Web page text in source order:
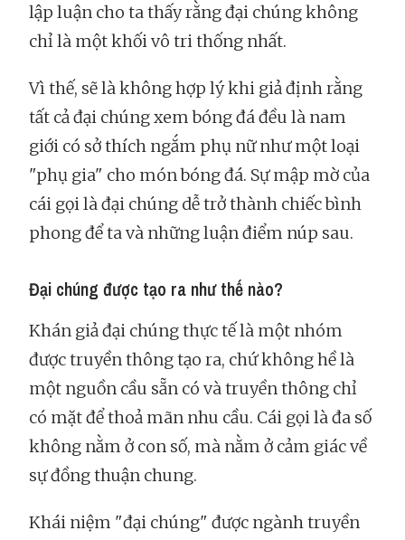
lập luận cho ta thấy rằng đại chúng không
chỉ là một khối vô tri thống nhất.
Vì thế, sẽ là không hợp lý khi giả định rằng
tất cả đại chúng xem bóng đá đều là nam
giới có sở thích ngắm phụ nữ như một loại
"phụ gia" cho món bóng đá. Sự mập mờ của
cái gọi là đại chúng dễ trở thành chiếc bình
phong để ta và những luận điểm núp sau.
Đại chúng được tạo ra như thế nào?
Khán giả đại chúng thực tế là một nhóm
được truyền thông tạo ra, chứ không hề là
một nguồn cầu sẵn có và truyền thông chỉ
có mặt để thoả mãn nhu cầu. Cái gọi là đa số
không nằm ở con số, mà nằm ở cảm giác về
sự đồng thuận chung.
Khái niệm "đại chúng" được ngành truyền